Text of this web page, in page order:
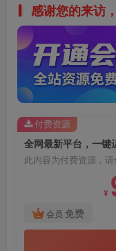
感谢您的来访
此内容为付费资源，
¥
会员 免费
付费资源